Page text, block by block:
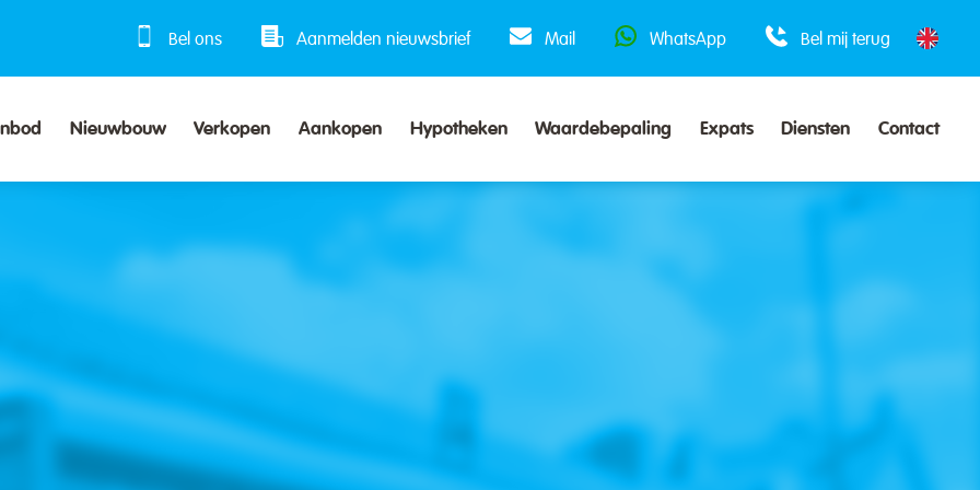
Bel ons Aanmelden nieuwsbrief Mail WhatsApp Bel mij terug
Nieuwbouw Verkopen Aankopen Hypotheken Waardebepaling Expats Diensten Contact